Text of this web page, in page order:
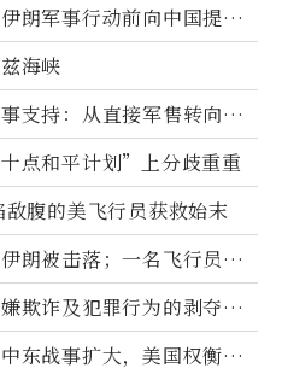
朗军事行动前向中国提供
像
海峡
支持：从直接军售转向间
点和平计划”上分歧重重
腹的美飞行员获救始末
朗被击落；一名飞行员失
欺诈及犯罪行为的剥夺公
东战事扩大，美国权衡地